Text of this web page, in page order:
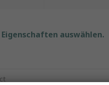
auswählen.